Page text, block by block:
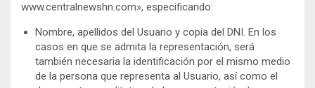
www.centralnewshn.com», especificando:
Nombre, apellidos del Usuario y copia del DNI. En los
casos en que se admita la representación, será
también necesaria la identificación por el mismo medio
de la persona que representa al Usuario, así como el